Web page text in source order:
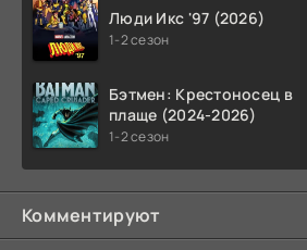
Люди Икс '97 (2026)
1-2 сезон
Бэтмен: Крестоносец в
плаще (2024-2026)
1-2 сезон
Комментируют